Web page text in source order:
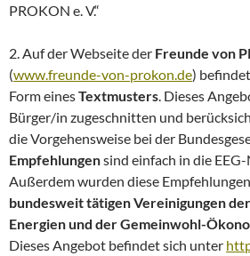
PROKON e. V.“
2. Auf der Webseite der Freunde von
(www.freunde-von-prokon.de)
Form einesTextmusters. Dieses
Bürger/in zugeschnitten und
die Vorgehensweise bei der
Empfehlungensind einfach in die
Außerdem wurden diese Empfehlungen
bundesweit tätigen Vereinigungen
Energien und der Gemeinwohl-
Dieses Angebot befindet sich unter